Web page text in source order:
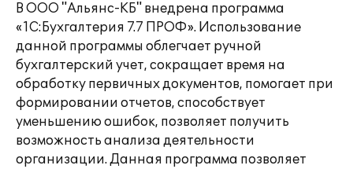
В ООО "Альянс-КБ" внедрена программа
«1С:Бухгалтерия 7.7 ПРОФ». Использование
данной программы облегчает ручной
бухгалтерский учет, сокращает время на
обработку первичных документов, помогает при
формировании отчетов, способствует
уменьшению ошибок, позволяет получить
возможность анализа деятельности
организации. Данная программа позволяет